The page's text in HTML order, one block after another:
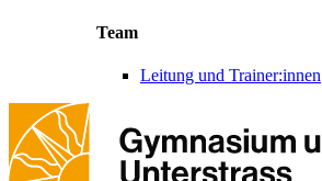
Team
Leitung und Trainer:innen